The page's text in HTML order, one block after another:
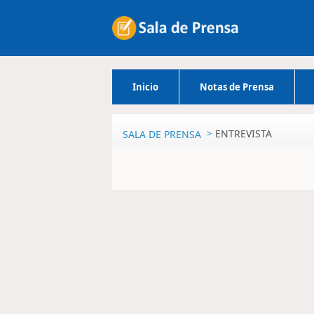
Inicio Notas de Prensa
SALA DE PRENSA ENTREVISTA